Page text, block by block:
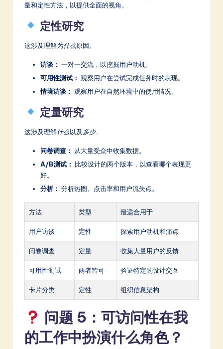
量和定性方法，以提供全面的视角。
定性研究
这涉及理解为什么原因。
访谈： 一对一交流，以挖掘用户动机。
可用性测试： 观察用户在尝试完成任务时的表现。
情境访谈： 观察用户在自然环境中的使用情况。
定量研究
这涉及理解什么以及 多少.
问卷调查：
从大量受众中收集数据。
A/B测试： 比较设计的两个版本，以查看哪个表现更
好。
分析： 分析热图、点击率和用户流失点。
方法 类型 最适合用于
用户访谈 定性 探索用户动机和痛点
问卷调查 定量 收集大量用户的反馈
可用性测试 两者皆可 验证特定的设计交互
卡片分类 定性 组织信息架构
问题 5：可访问性在我
的工作中扮演什么角色？